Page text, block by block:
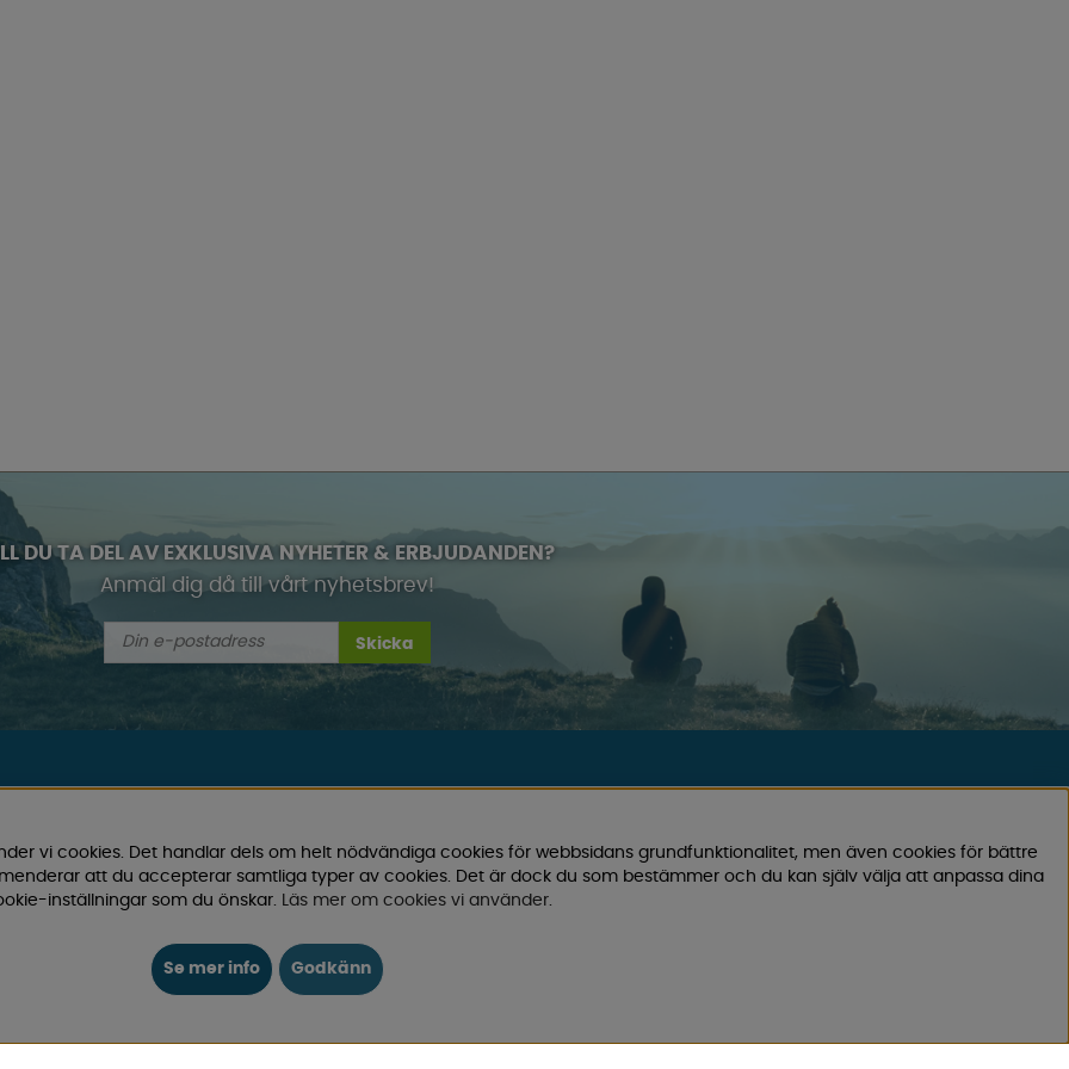
DU TA DEL AV EXKLUSIVA NYHETER & ERBJUDANDEN?
Anmäl dig då till vårt nyhetsbrev!
Skicka
AMBASSADÖRER
BUTIK
ELMIA HUSVAGN HUSBIL
0171-105570
Telefontid vardagar 10:30-15:00
husvagn, husbil och van!
inom camping och fritid.
priser – både online
exklusiva erbjudanden.
vi cookies. Det handlar dels om helt nödvändiga cookies för webbsidans grundfunktionalitet, men även cookies för bättre
att du accepterar samtliga typer av cookies. Det är dock du som bestämmer och du kan själv välja att anpassa dina
inställningar som du önskar. Läs mer om cookies vi använder.
Se mer info Godkänn